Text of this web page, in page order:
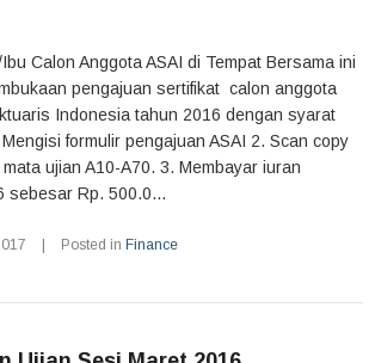
Calon Anggota ASAI di Tempat Bersama ini
pengajuan sertifikat calon anggota
Indonesia tahun 2016 dengan syarat
formulir pengajuan ASAI 2. Scan copy
ujian A10-A70. 3. Membayar iuran
sebesar Rp. 500.0...
Posted in Finance